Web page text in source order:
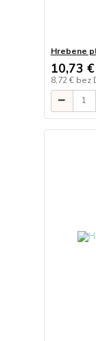
Hrebene
10,73 €
8,72 € bez